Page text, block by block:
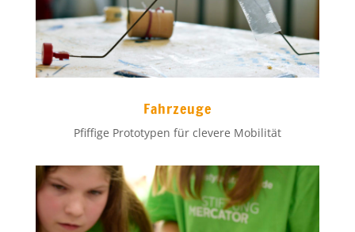
Fahrzeuge
Pfiffige Prototypen für clevere Mobilität